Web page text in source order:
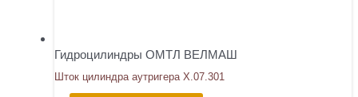
Гидроцилиндры ОМТЛ ВЕЛМАШ
Шток цилиндра аутригера Х.07.301